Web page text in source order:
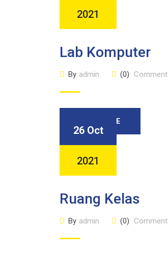
2021
Lab Komputer
By admin (0) Comment
READ MORE
26 Oct
2021
Ruang Kelas
By admin (0) Comment